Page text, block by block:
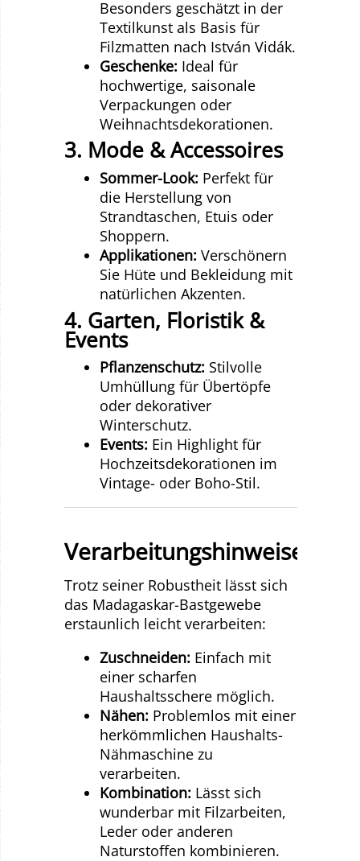
Besonders geschätzt in der
Textilkunst als Basis für
Filzmatten nach István Vidák.
Geschenke: Ideal für
hochwertige, saisonale
Verpackungen oder
Weihnachtsdekorationen.
3. Mode & Accessoires
Sommer-Look: Perfekt für
die Herstellung von
Strandtaschen, Etuis oder
Shoppern.
Applikationen: Verschönern
Sie Hüte und Bekleidung mit
natürlichen Akzenten.
4. Garten, Floristik &
Events
Pflanzenschutz: Stilvolle
Umhüllung für Übertöpfe
oder dekorativer
Winterschutz.
Events: Ein Highlight für
Hochzeitsdekorationen im
Vintage- oder Boho-Stil.
Verarbeitungshinweise
Trotz seiner Robustheit lässt sich
das Madagaskar-Bastgewebe
erstaunlich leicht verarbeiten:
Zuschneiden: Einfach mit
einer scharfen
Haushaltsschere möglich.
Nähen: Problemlos mit einer
herkömmlichen Haushalts-
Nähmaschine zu
verarbeiten.
Kombination: Lässt sich
wunderbar mit Filzarbeiten,
Leder oder anderen
Naturstoffen kombinieren.